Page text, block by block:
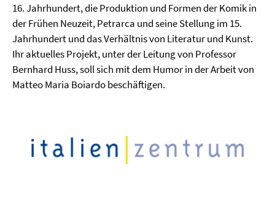
16. Jahrhundert, die Produktion und Formen der Komik in
der Frühen Neuzeit, Petrarca und seine Stellung im 15.
Jahrhundert und das Verhältnis von Literatur und Kunst.
Ihr aktuelles Projekt, unter der Leitung von Professor
Bernhard Huss, soll sich mit dem Humor in der Arbeit von
Matteo Maria Boiardo beschäftigen.